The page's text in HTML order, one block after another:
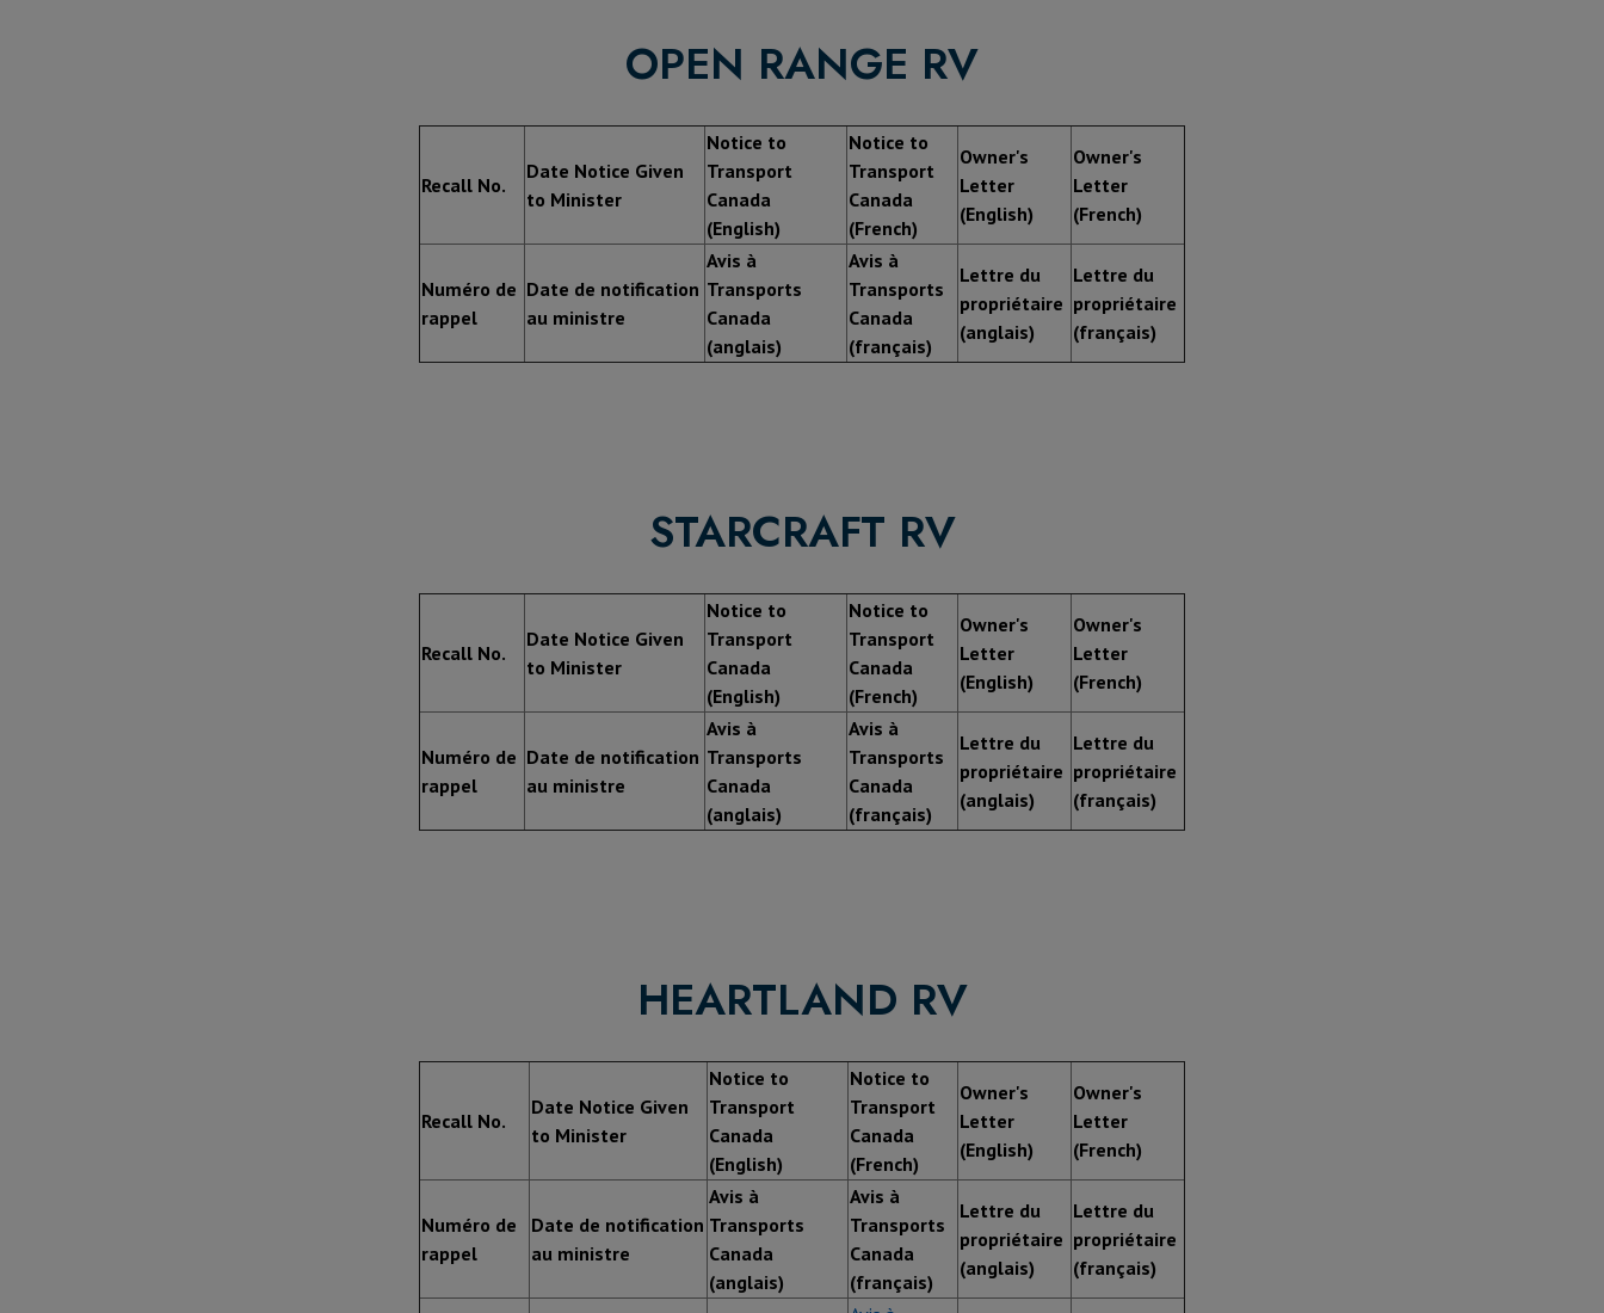
OPEN RANGE RV
Recall No.
Date Notice Given
to Minister
Notice to
Transport
Canada
(English)
Notice to
Transport
Canada
(French)
Owner's
Letter
(English)
Owner's
Letter
(French)
Numéro de
rappel
Date de notification
au ministre
Avis à
Transports
Canada
(anglais)
Avis à
Transports
Canada
(français)
Lettre du
propriétaire
(anglais)
Lettre du
propriétaire
(français)
STARCRAFT RV
Recall No.
Date Notice Given
to Minister
Notice to
Transport
Canada
(English)
Notice to
Transport
Canada
(French)
Owner's
Letter
(English)
Owner's
Letter
(French)
Numéro de
rappel
Date de notification
au ministre
Avis à
Transports
Canada
(anglais)
Avis à
Transports
Canada
(français)
Lettre du
propriétaire
(anglais)
Lettre du
propriétaire
(français)
HEARTLAND RV
Recall No.
Date Notice Given
to Minister
Notice to
Transport
Canada
(English)
Notice to
Transport
Canada
(French)
Owner's
Letter
(English)
Owner's
Letter
(French)
Numéro de
rappel
Date de notification
au ministre
Avis à
Transports
Canada
(anglais)
Avis à
Transports
Canada
(français)
Lettre du
propriétaire
(anglais)
Lettre du
propriétaire
(français)